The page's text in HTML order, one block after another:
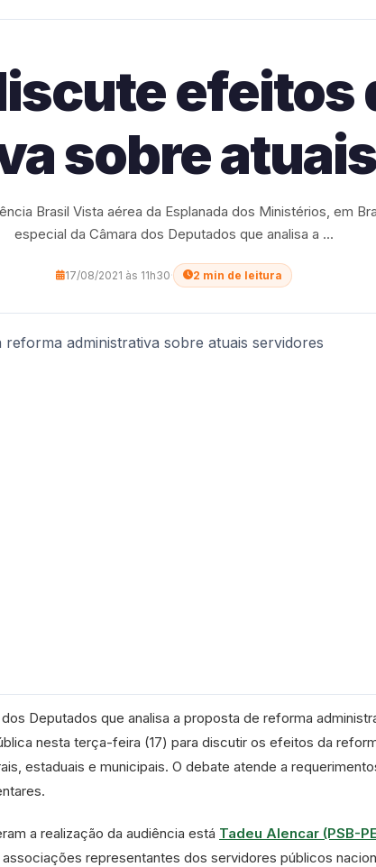
efeitos
sobre
Brasil Vista aérea da Esplanada dos Ministérios, em
especial da Câmara dos Deputados que analisa a ...
17/08/2021 às 11h30· 2 min de leitura
Deputados que analisa a proposta de reforma
nesta terça-feira (17) para discutir os efeitos da
estaduais e municipais. O debate atende a
a realização da audiência está Tadeu Alencar (PSB-
representantes dos servidores públicos